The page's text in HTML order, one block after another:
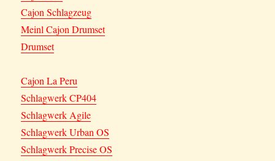
Cajon Schlagzeug
Meinl Cajon Drumset
Drumset
Cajon La Peru
Schlagwerk CP404
Schlagwerk Agile
Schlagwerk Urban OS
Schlagwerk Precise OS